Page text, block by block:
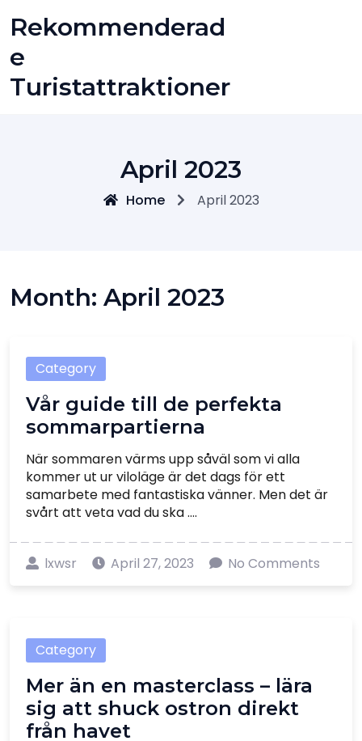
Rekommenderad
E
Turistattraktioner
April 2023
Home April 2023
Month: April 2023
Category
Vår guide till de perfekta
sommarpartierna
När sommaren värms upp såväl som vi alla
kommer ut ur viloläge är det dags för ett
samarbete med fantastiska vänner. Men det är
svårt att veta vad du ska ....
lxwsr April 27, 2023 No Comments
Category
Mer än en masterclass – lära
sig att shuck ostron direkt
från havet